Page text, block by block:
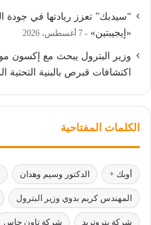
“سيدبك” تعزز ريادتها في جودة
«إيجيبتين»
7 أغسطس، 2026
وزير البترول يبحث مع إكسون
اكتشافات قبرص بالبنية التحتية
الكلمات المفتاحية
أوبك + الدكتور وسيم وهدان
المهندس كريم بدوي وزير البترول
شركة بتروتريد شركة تاون جاس